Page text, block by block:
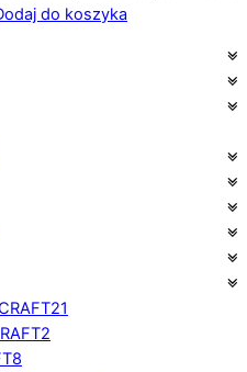
do koszyka
21
2
8